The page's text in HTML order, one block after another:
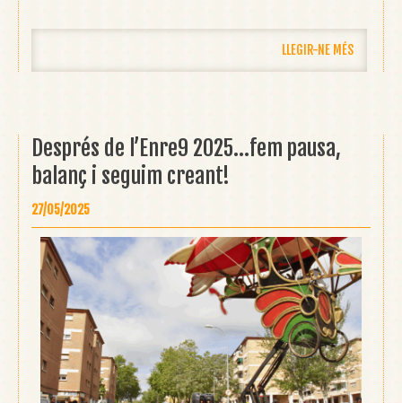
LLEGIR-NE MÉS
Després de l’Enre9 2025...fem pausa,
balanç i seguim creant!
27/05/2025